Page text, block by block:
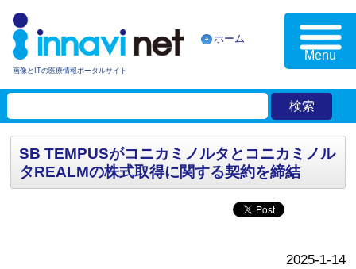
画像とITの医療情報ポータルサイト
ホーム
Menu
SB TEMPUSがコニカミノルタとコニカミノル
タREALMの株式取得に関する契約を締結
2025-1-14